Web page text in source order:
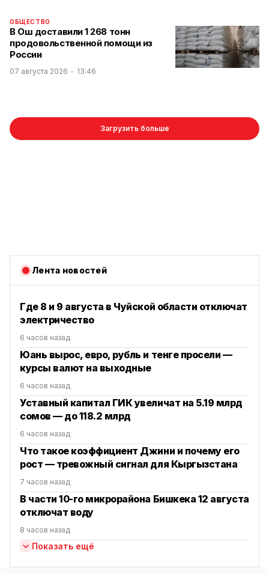
ОБЩЕСТВО
В Ош доставили 1 268 тонн
продовольственной помощи из
России
07 августа 2026 13:46
Загрузить больше
Лента новостей
Где 8 и 9 августа в Чуйской области отключат
электричество
6 часов назад
Юань вырос, евро, рубль и тенге просели —
курсы валют на выходные
6 часов назад
Уставный капитал ГИК увеличат на 5.19 млрд
сомов — до 118.2 млрд
6 часов назад
Что такое коэффициент Джини и почему его
рост — тревожный сигнал для Кыргызстана
7 часов назад
В части 10-го микрорайона Бишкека 12 августа
отключат воду
8 часов назад
Показать ещё